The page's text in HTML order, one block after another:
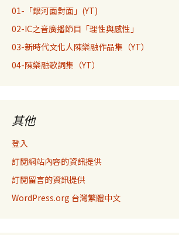
01-「銀河面對面」(YT)
02-IC之音廣播節目「理性與感性」
03-新時代文化人陳樂融作品集（YT）
04-陳樂融歌詞集（YT）
其他
登入
訂閱網站內容的資訊提供
訂閱留言的資訊提供
WordPress.org 台灣繁體中文